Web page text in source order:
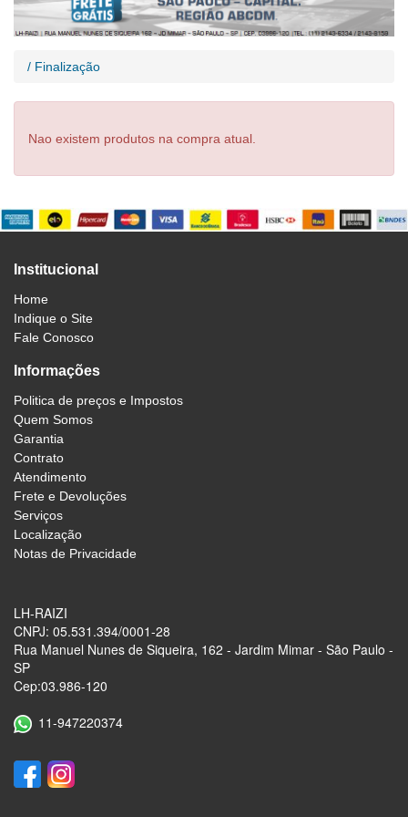
/ Finalização
Nao existem produtos na compra atual.
Institucional
Home
Indique o Site
Fale Conosco
Informações
Politica de preços e Impostos
Quem Somos
Garantia
Contrato
Atendimento
Frete e Devoluções
Serviços
Localização
Notas de Privacidade
LH-RAIZI
CNPJ: 05.531.394/0001-28
Rua Manuel Nunes de Siqueira, 162 - Jardim Mimar - São Paulo -
SP
Cep:03.986-120
11-947220374